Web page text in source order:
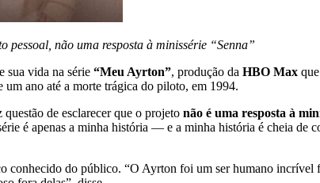
não uma resposta à minissérie “Senna”
sua vida na série “Meu Ayrton”, produção da HBO Max
ano até a morte trágica do piloto, em 1994.
questão de esclarecer que o projeto não é uma resposta à
é apenas a minha história — e a minha história é cheia de
conhecido do público. “O Ayrton foi um ser humano incrível